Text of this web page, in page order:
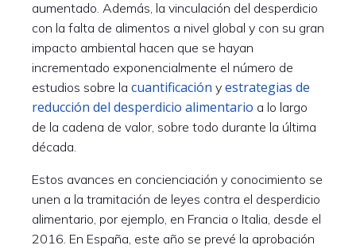
aumentado. Además, la vinculación del desperdicio
con la falta de alimentos a nivel global y con su gran
impacto ambiental hacen que se hayan
incrementado exponencialmente el número de
estudios sobre la cuantificación y estrategias de
reducción del desperdicio alimentario a lo largo
de la cadena de valor, sobre todo durante la última
década.
Estos avances en concienciación y conocimiento se
unen a la tramitación de leyes contra el desperdicio
alimentario, por ejemplo, en Francia o Italia, desde el
2016. En España, este año se prevé la aprobación